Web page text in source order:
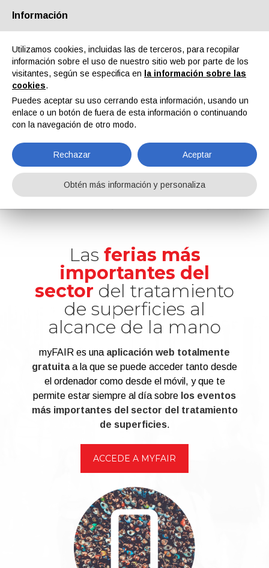
Quiénes somos Socios Contactos Área reservada
myFAIR Web App
myFAIR Web App
Las ferias más
importantes del
sector del tratamiento
de superficies al
alcance de la mano
myFAIR es una aplicación web totalmente
gratuitaa la que se puede acceder tanto desde
el ordenador como desde el móvil, y que te
permite estar siempre al día sobre los eventos
más importantes del sector del tratamiento
de superficies.
ACCEDE A MYFAIR
Información
Utilizamos cookies, incluidas las de terceros, para recopilar
información sobre el uso de nuestro sitio web por parte de los
visitantes, según se especifica en
la información sobre las
cookies.
Puedes aceptar su uso cerrando esta información, usando un
enlace o un botón de fuera de esta información o continuando
con la navegación de otro modo.
Rechazar Aceptar
Obtén más información y personaliza